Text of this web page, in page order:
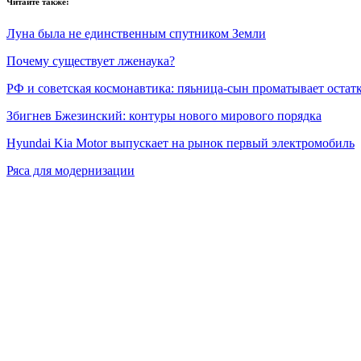
Луна была не единственным спутником Земли
Почему существует лженаука?
РФ и советская космонавтика: пяьница-сын проматывает
Збигнев Бжезинский: контуры нового мирового порядка
Hyundai Kia Motor выпускает на рынок первый электромобиль
Ряса для модернизации